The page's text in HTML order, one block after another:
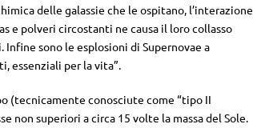
delle galassie che le ospitano, l’interazione
e polveri circostanti ne causa il loro collasso
sono le esplosioni di Supernovae a
essenziali per la vita”.
(tecnicamente conosciute come “tipo II
non superiori a circa 15 volte la massa del Sole.